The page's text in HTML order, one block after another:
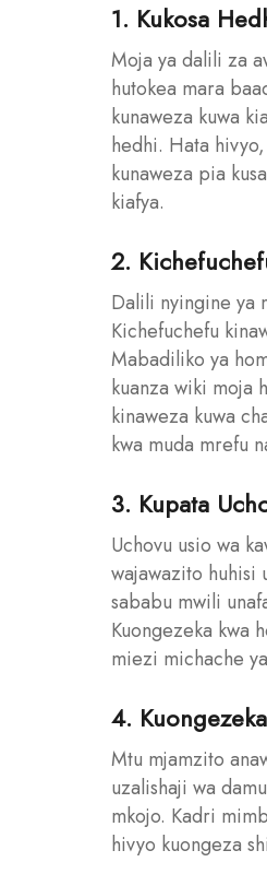
1. Kukosa
Moja ya dalili za
hutokea mara
kunaweza kuwa
hedhi. Hata
kunaweza pia
kiafya.
2.
Dalili nyingine ya
Kichefuchefu
Mabadiliko ya
kuanza wiki moja
kinaweza kuwa
kwa muda mrefu
3. Kupata
Uchovu usio wa
wajawazito huhisi
sababu mwili
Kuongezeka kwa
miezi michache
4.
Mtu mjamzito
uzalishaji wa
mkojo. Kadri
hivyo kuongeza